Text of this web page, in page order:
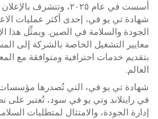
أُسست في عام ٢٠٢٥، وتتشرف
شهادة تي يو في، إحدى أكثر عمليات
الجودة والسلامة في الصين. ويمثِّل هذا
معايير التشغيل الخاصة بالشركة إلى
بتقديم خدمات احترافية ومتوافقة مع
العالم.
شهادة تي يو في، التي تُصدرها
في راينلاند وتي يو في سود، تُعتبر على
إدارة الجودة، والامتثال لمتطلبات